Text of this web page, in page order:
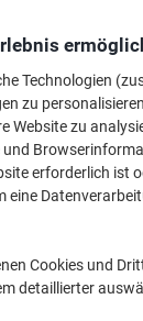
€ 37,79 inkl. USt
Menge
1-2 Stück €
3+ Stück €
Menge
Technologien
zu
Website zu
erforderlich ist
eine
Cookies und
detaillierter